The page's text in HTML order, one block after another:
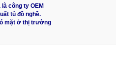
công ty OEM
tủ đồ nghề.
mặt ở thị trường